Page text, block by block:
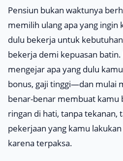
Pensiun bukan waktunya
memilih ulang apa yang ingin
dulu bekerja untuk
bekerja demi kepuasan
mengejar apa yang dulu
bonus, gaji tinggi—dan mulai
benar-benar membuat kamu
ringan di hati, tanpa tekanan,
pekerjaan yang kamu
karena terpaksa.